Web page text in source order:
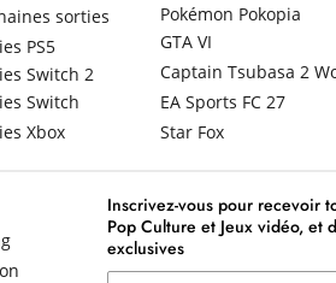
sorties
PS5
Switch 2
Switch
Xbox
Pokémon Pokopia
GTA VI
Captain Tsubasa 2
EA Sports FC 27
Star Fox
Inscrivez-vous pour recevoir
Pop Culture et Jeux vidéo, et
exclusives